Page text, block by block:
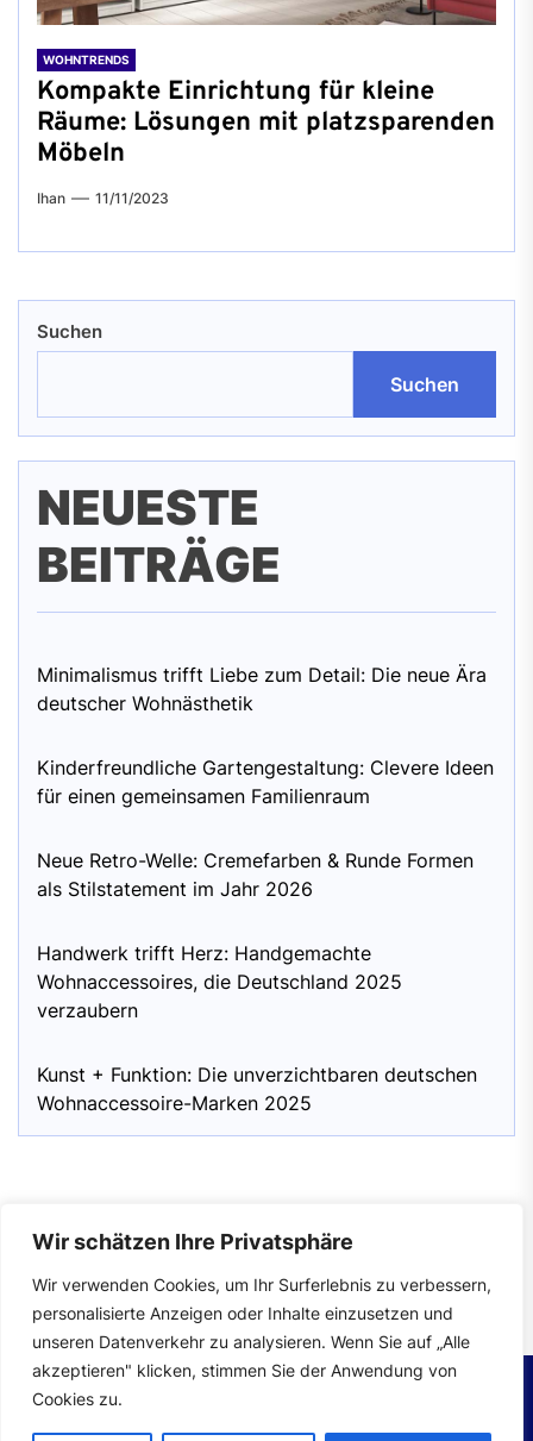
Wir schätzen Ihre Privatsphäre
Wir verwenden Cookies, um Ihr Surferlebnis zu verbessern,
personalisierte Anzeigen oder Inhalte einzusetzen und
unseren Datenverkehr zu analysieren. Wenn Sie auf „Alle
akzeptieren" klicken, stimmen Sie der Anwendung von
Cookies zu.
WOHNTRENDS
Kompakte Einrichtung für kleine
Räume: Lösungen mit platzsparenden
Möbeln
Ihan 11/11/2023
Suchen
Suchen
NEUESTE
BEITRÄGE
Minimalismus trifft Liebe zum Detail: Die neue Ära
deutscher Wohnästhetik
Kinderfreundliche Gartengestaltung: Clevere Ideen
für einen gemeinsamen Familienraum
Neue Retro-Welle: Cremefarben & Runde Formen
als Stilstatement im Jahr 2026
Handwerk trifft Herz: Handgemachte
Wohnaccessoires, die Deutschland 2025
verzaubern
Kunst + Funktion: Die unverzichtbaren deutschen
Wohnaccessoire-Marken 2025
Impressum|Datenschutzerklärung